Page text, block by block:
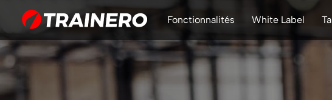
Fonctionnalités White Label